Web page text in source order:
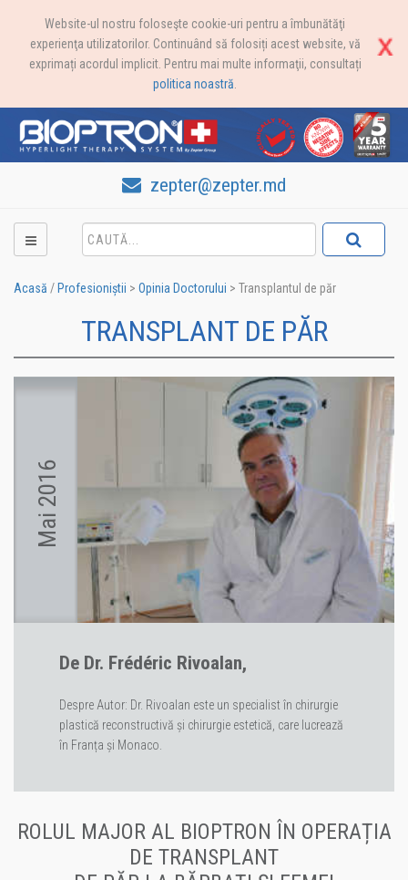
Website-ul nostru foloseşte cookie-uri pentru a îmbunătăţi
experienţa utilizatorilor. Continuând să folosiți acest website, vă
exprimați acordul implicit. Pentru mai multe informaţii, consultați
politica noastră
zepter@zepter.md
Acasă / Profesioniștii > Opinia Doctorului > Transplantul de păr
TRANSPLANT DE PĂR
Mai 2016
De Dr. Frédéric Rivoalan,
Despre Autor: Dr. Rivoalan este un specialist în chirurgie
plastică reconstructivă și chirurgie estetică, care lucrează
în Franța și Monaco.
ROLUL MAJOR AL BIOPTRON ÎN OPERAȚIA
DE TRANSPLANT